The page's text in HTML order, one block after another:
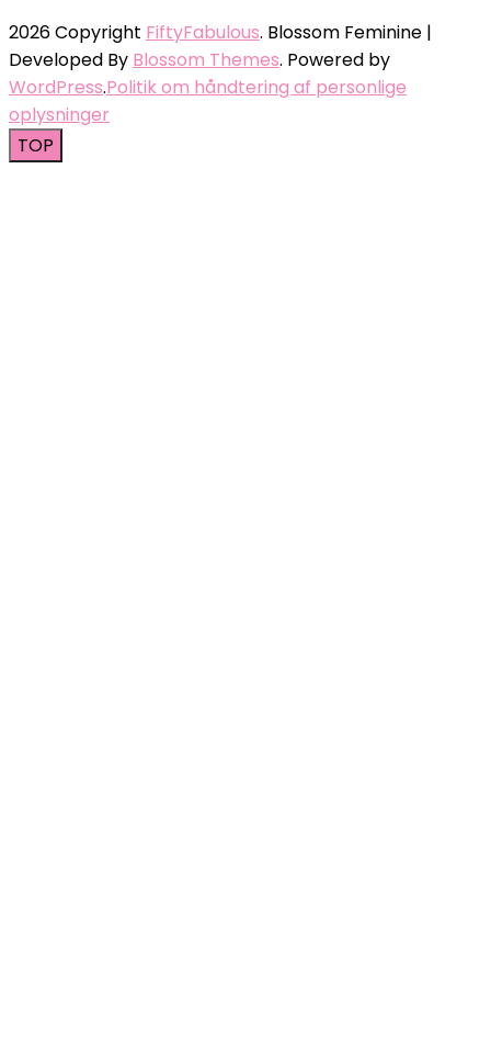
2026 Copyright FiftyFabulous. Blossom Feminine |
Developed By Blossom Themes. Powered by
WordPress.Politik om håndtering af personlige
oplysninger
TOP